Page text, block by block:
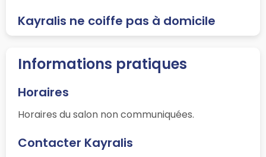
Kayralis ne coiffe pas à domicile
Informations pratiques
Horaires
Horaires du salon non communiquées.
Contacter Kayralis